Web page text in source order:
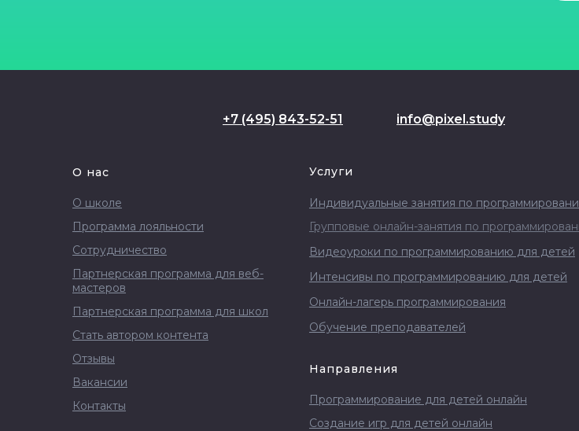
+7 (495) 843-52-51 info@pixel.study
О нас
О школе
Отзывы
Сотрудничество
Партнерская программа для веб-
мастеров
Партнерская программа для школ
Стать автором контента
Вакансии
Контакты
Программа лояльности
Услуги
Видеоуроки по программированию для детей
Интенсивы по программированию для детей
Групповые онлайн-занятия по
Индивидуальные занятия по
Онлайн-лагерь программирования
Обучение преподавателей
Направления
Программирование для детей онлайн
Создание игр для детей онлайн